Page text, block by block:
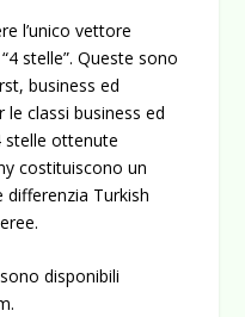
l’unico vettore
stelle”. Queste sono
business ed
classi business ed
stelle ottenute
costituiscono un
Turkish
disponibili